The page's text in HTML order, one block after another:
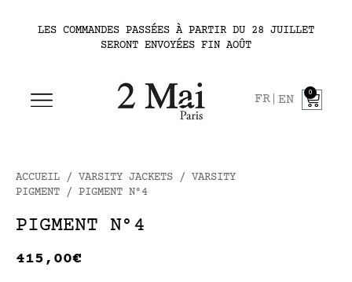
LES COMMANDES PASSÉES À PARTIR DU 28 JUILLET
SERONT ENVOYÉES FIN AOÛT
FR EN
0
ACCUEIL / VARSITY JACKETS / VARSITY
PIGMENT / PIGMENT N°4
PIGMENT N°4
415,00€